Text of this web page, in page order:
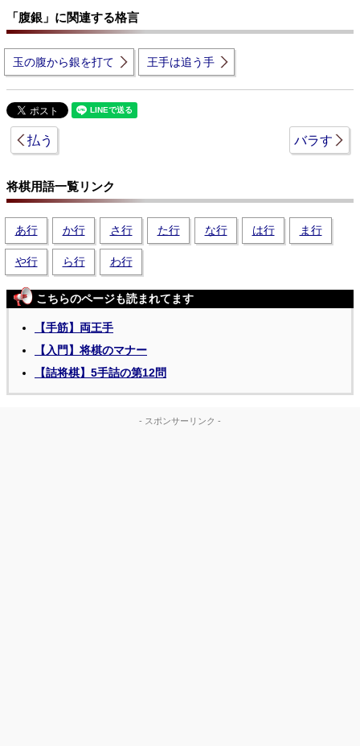
「腹銀」に関連する格言
玉の腹から銀を打て 王手は追う手
払う バラす
将棋用語一覧リンク
あ行 か行 さ行 た行 な行 は行 ま行
や行 ら行 わ行
こちらのページも読まれてます
【手筋】両王手
【入門】将棋のマナー
【詰将棋】5手詰の第12問
- スポンサーリンク -